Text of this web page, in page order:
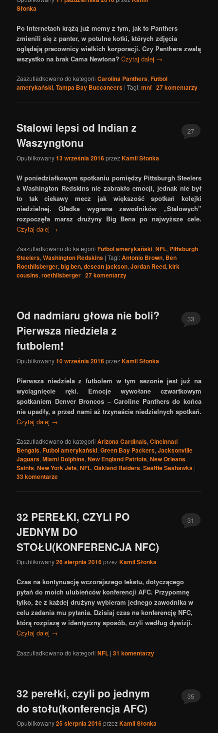
Słonka
Po Internetach krążą już memy z tym, jak to Panthers
zmienili się z panter, w potulne kotki, których zdjęcia
oglądają pracownicy wielkich korporacji. Czy Panthers zwalą
wszystko na brak Cama Newtona? Czytaj dalej →
Zaszufladkowano do kategorii Carolina Panthers,Futbol
amerykański,Tampa Bay Buccaneers |Tagi:mnf |27komentarzy
Stalowi lepsi od Indian z
Waszyngtonu
Opublikowany13 września 2016przezKamil Słonka
27
W poniedziałkowym spotkaniu pomiędzy Pittsburgh Steelers
a Washington Redskins nie zabrakło emocji, jednak nie był
to tak ciekawy mecz jak większość spotkań kolejki
niedzielnej. Gładka wygrana zawodników „Stalowych”
rozpoczęła marsz drużyny Big Bena po najwyższe cele.
Czytaj dalej →
Zaszufladkowano do kategorii Futbol amerykański,NFL, Pittsburgh
Steelers,Washington Redskins |Tagi:Antonio Brown, Ben
Roethlisberger,big ben,desean jackson,Jordan Reed,kirk
cousins,roethlisberger |27komentarzy
Od nadmiaru głowa nie boli?
Pierwsza niedziela z
futbolem!
Opublikowany10 września 2016przezKamil Słonka
33
Pierwsza niedziela z futbolem w tym sezonie jest już na
wyciągnięcie ręki. Emocje wywołane czwartkowym
spotkaniem Denver Broncos – Caroline Panthers do końca
nie upadły, a przed nami aż trzynaście niedzielnych spotkań.
Czytaj dalej →
Zaszufladkowano do kategorii Arizona Cardinals,Cincinnati
Bengals,Futbol amerykański,Green Bay Packers,Jacksonville
Jaguars,Miami Dolphins,New England Patriots,New Orleans
Saints,New York Jets,NFL,Oakland Raiders,Seattle Seahawks |
33komentarze
32 PEREŁKI, CZYLI PO
JEDNYM DO
STOŁU(KONFERENCJA NFC)
Opublikowany26 sierpnia 2016przezKamil Słonka
31
Czas na kontynuację wczorajszego tekstu, dotyczącego
pytań do moich ulubieńców konferencji AFC. Przypomnę
tylko, że z każdej drużyny wybieram jednego zawodnika w
celu zadania mu pytania. Dzisiaj czas na konferencję NFC,
którą rozpiszę w identyczny sposób, czyli według dywizji.
Czytaj dalej →
Zaszufladkowano do kategorii NFL |31 komentarzy
32 perełki, czyli po jednym
do stołu(konferencja AFC)
Opublikowany25 sierpnia 2016przezKamil Słonka
35